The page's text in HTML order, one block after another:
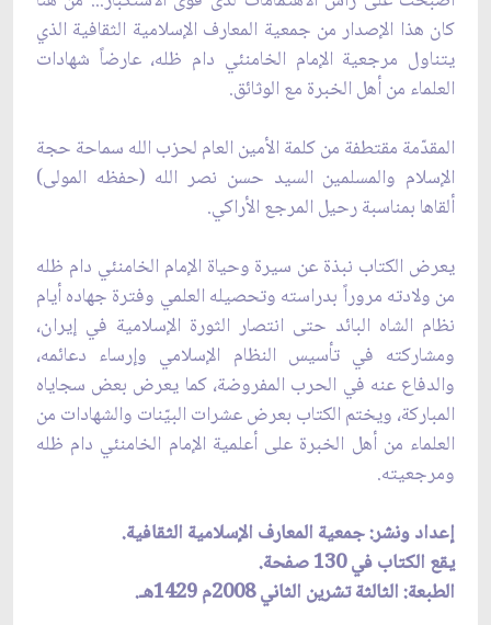
كان هذا الإصدار من جمعية المعارف الإسلامية الثقافية الذي
يتناول مرجعية الإمام الخامنئي دام ظله، عارضاً شهادات
العلماء من أهل الخبرة مع الوثائق.
المقدّمة مقتطفة من كلمة الأمين العام لحزب الله سماحة حجة
الإسلام والمسلمين السيد حسن نصر الله (حفظه المولى)
ألقاها بمناسبة رحيل المرجع الأراكي.
يعرض الكتاب نبذة عن سيرة وحياة الإمام الخامنئي دام ظله
من ولادته مروراً بدراسته وتحصيله العلمي وفترة جهاده أيام
نظام الشاه البائد حتى انتصار الثورة الإسلامية في إيران،
ومشاركته في تأسيس النظام الإسلامي وإرساء دعائمه،
والدفاع عنه في الحرب المفروضة، كما يعرض بعض سجاياه
المباركة، ويختم الكتاب بعرض عشرات البيّنات والشهادات من
العلماء من أهل الخبرة على أعلمية الإمام الخامنئي دام ظله
ومرجعيته.
إعداد ونشر: جمعية المعارف الإسلامية الثقافية.
يقع الكتاب في 130 صفحة.
الطبعة: الثالثة تشرين الثاني 2008م 1429هـ.